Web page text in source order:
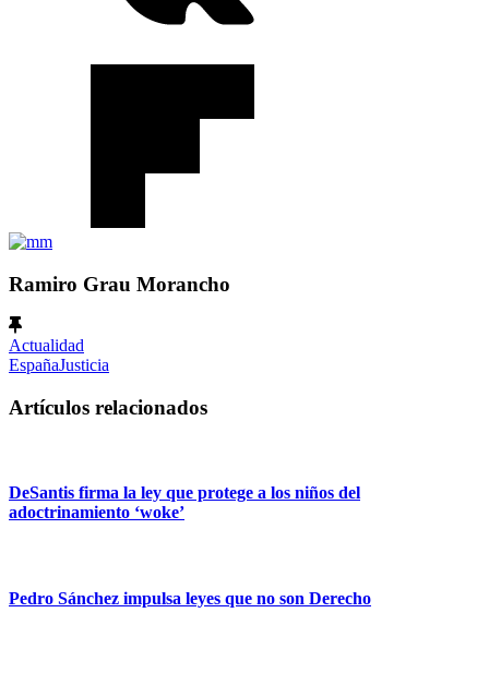
Ramiro Grau Morancho
Actualidad
EspañaJusticia
Artículos relacionados
DeSantis firma la ley que protege a los niños del
adoctrinamiento ‘woke’
Pedro Sánchez impulsa leyes que no son Derecho